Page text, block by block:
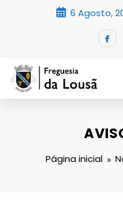
6 Agosto,
Página inicial